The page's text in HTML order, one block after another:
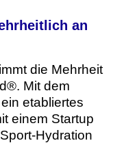
an
die Mehrheit
Mit dem
etabliertes
einem Startup
Hydration